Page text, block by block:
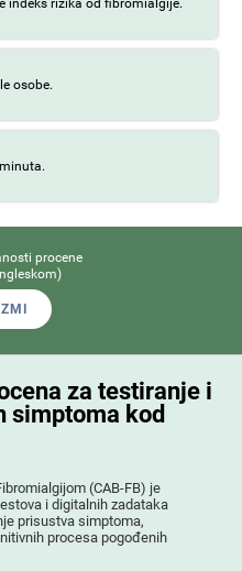
indeks rizika od fibromialgije.
osobe.
procene
za testiranje i
kod
(CAB-FB) je
i digitalnih zadataka
prisustva simptoma,
procesa pogođenih